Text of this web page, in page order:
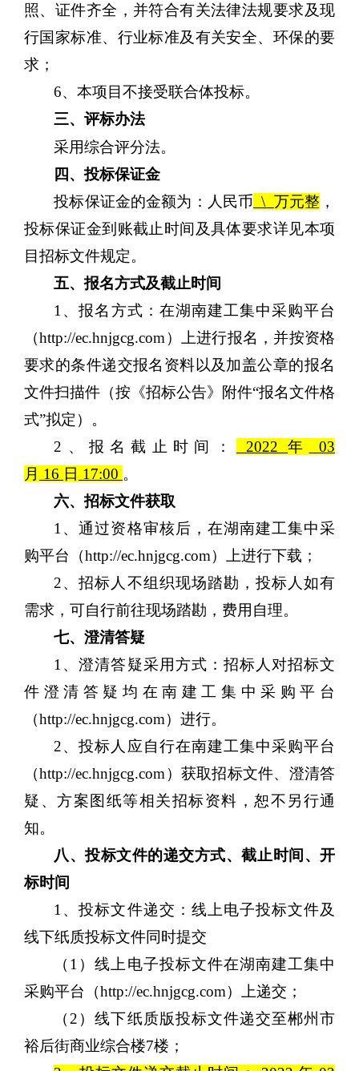
照、证件齐全，并符合有关法律法规要求及现
行国家标准、行业标准及有关安全、环保的要
求；
6、本项目不接受联合体投标。
三、评标办法
采用综合评分法。
四、投标保证金
投标保证金的金额为：人民币 \ 万元整 ，
投标保证金到账截止时间及具体要求详见本项
目招标文件规定。
五、报名方式及截止时间
1、报名方式：在湖南建工集中采购平台
（http://ec.hnjgcg.com）上进行报名，并按资格
要求的条件递交报名资料以及加盖公章的报名
文件扫描件（按《招标公告》附件“报名文件格
式”拟定）。
2、 报名截止时间： 2022年
03
月 16 日 17:00 。
六、招标文件获取
1、通过资格审核后，在湖南建工集中采
购平台（http://ec.hnjgcg.com）上进行下载；
2、招标人不组织现场踏勘，投标人如有
需求，可自行前往现场踏勘，费用自理。
七、澄清答疑
1、澄清答疑采用方式：招标人对招标文
件澄清答疑均在南建工集中采购平台
（http://ec.hnjgcg.com）进行。
2、投标人应自行在南建工集中采购平台
（http://ec.hnjgcg.com） 获取招标文件、澄清答
疑、方案图纸等相关招标资料，恕不另行通
知。
八 、投标文件的递交方式、截止时间、开
标时间
1、投标文件递交：线上电子投标文件及
线下纸质投标文件同时提交
（ 1）线上电子投标文件在湖南建工集中
采购平台（http://ec.hnjgcg.com）上递交；
（ 2）线下纸质版投标文件递交至郴州市
裕后街商业综合楼7楼；